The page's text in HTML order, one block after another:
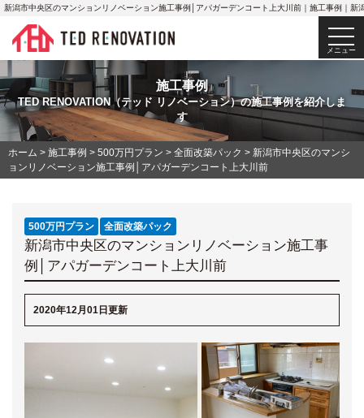
新潟市中央区のマンションリノベーション施工事例│アパガーデンコート上大川前｜施工事例｜
メニュー
施工事例
TED RENOVATION（テッド リノベーション）の施工事例を紹介しま
す
ホーム > 施工事例 > 500万円プラン > 全面改築パック > 新潟市中央区のマンシ
ョンリノベーション施工事例│アパガーデンコート上大川前
500万円プラン 全面改築パック
新潟市中央区のマンションリノベーション施工事
例│アパガーデンコート上大川前
2020年12月01日更新